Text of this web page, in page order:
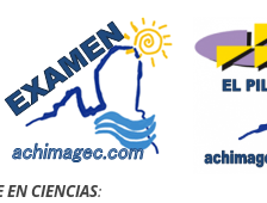
EN CIENCIAS: